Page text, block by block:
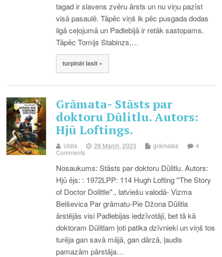
tagad ir slavens zvēru ārsts un nu viņu pazīst
visā pasaulē. Tāpēc viņš ik pēc pusgada dodas
ilgā ceļojumā un Padlebijā ir retāk sastopams.
Tāpēc Tomijs Stabinzs,…
turpināt lasīt »
Grāmata- Stāsts par
doktoru Dūlitlu. Autors:
Hjū Loftings.
Uldis 28.March, 2023 grāmatas
4
Comments
Nosaukums: Stāsts par doktoru Dūlitlu. Autors:
Hjū ējs: : 1972LPP: 114 Hugh Lofting ''The Story
of Doctor Dolittle''., latviešu valodā- Vizma
Belševica Par grāmatu-Pie Džona Dūlitla
ārstējās visi Padlebijas iedzīvotāji, bet tā kā
doktoram Dūlitlam ļoti patika dzīvnieki un viņš tos
turēja gan savā mājā, gan dārzā, ļaudis
pamazām pārstāja…